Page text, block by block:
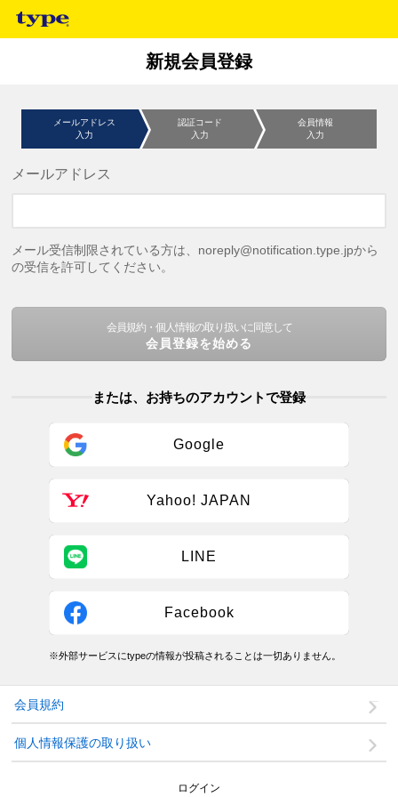
新規会員登録
メールアドレス
入力
認証コード
入力
会員情報
入力
メールアドレス
メール受信制限されている方は、noreply@notification.type.jpから
の受信を許可してください。
会員規約・個人情報の取り扱いに同意して
会員登録を始める
または、お持ちのアカウントで登録
Google
Yahoo! JAPAN
LINE
Facebook
※外部サービスにtypeの情報が投稿されることは一切ありません。
会員規約
個人情報保護の取り扱い
ログイン